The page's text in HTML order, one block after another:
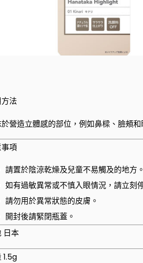
法
營造立體感的部位，例如鼻樑、臉頰
項
請置於陰涼乾燥及兒童不易觸及的地方。
如有過敏異常或不慎入眼情況，請立刻
請勿用於異常狀態的皮膚。
開封後請緊閉瓶蓋。
日本
1.5g